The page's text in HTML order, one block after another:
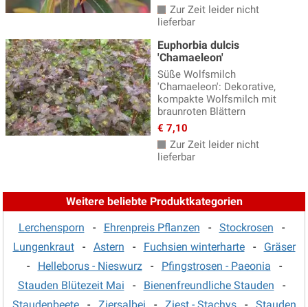
Prachtscharte - Liatris(3)
Primeln - Primula(15)
Ranunculus - Hahnenfuss(4)
Reiherschnabel - Erodium (2)
Rittersporn - Delphinium
Salomonssiegel(3)
Schafgarbe(15)
Schleierkraut(9)
Schleifenblume(3)
Silberkerzen(7)
Skabiose(7)
Zur Zeit leider nicht
lieferbar
Euphorbia dulcis
'Chamaeleon'
Süße Wolfsmilch
'Chamaeleon': Dekorative,
kompakte Wolfsmilch mit
braunroten Blättern
€ 7,10
Zur Zeit leider nicht
lieferbar
Weitere beliebte Produktkategorien
Lerchensporn - Ehrenpreis Pflanzen - Stockrosen -
Lungenkraut- Astern - Fuchsien winterharte- Gräser
- Helleborus - Nieswurz- Pfingstrosen - Paeonia -
Stauden Blütezeit Mai - Bienenfreundliche Stauden -
Staudenbeete- Ziersalbei - Ziest - Stachys- Stauden